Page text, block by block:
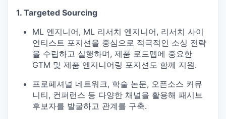
1. Targeted Sourcing
ML 엔지니어, ML 리서치 엔지니어, 리서치 사이
언티스트 포지션을 중심으로 적극적인 소싱 전략
을 수립하고 실행하며, 제품 로드맵에 중요한
GTM 및 제품 엔지니어링 포지션도 함께 지원.
프로페셔널 네트워크, 학술 논문, 오픈소스 커뮤
니티, 컨퍼런스 등 다양한 채널을 활용해 패시브
후보자를 발굴하고 관계를 구축.